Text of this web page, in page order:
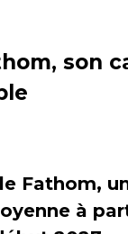
son
Fathom,
à